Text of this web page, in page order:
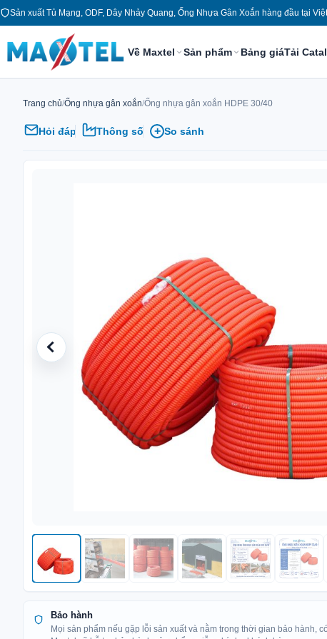
Chuyển
tới
nội
dung
Sản xuất Tủ Mạng, ODF, Dây Nhảy Quang, Ống Nhựa Gân Xoắn hàng đầu tại
Về Maxtel Sản phẩm Bảng giáTải
Trang chủ/Ống nhựa gân xoắn/Ống nhựa gân xoắn HDPE 30/40
Hỏi đáp Thông số + So sánh
Bảo hành
Mọi sản phẩm nếu gặp lỗi sản xuất và nằm trong thời gian bảo hành,